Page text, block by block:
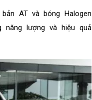
AT và bóng Halogen
năng lượng và hiệu quả